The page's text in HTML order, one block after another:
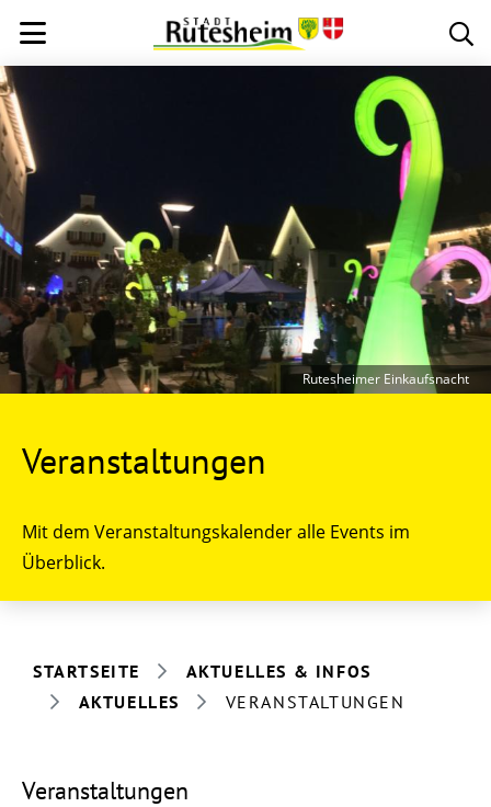
Veranstaltungen
Mit dem Veranstaltungskalender alle Events im
Überblick.
Rutesheimer Einkaufsnacht
STARTSEITE
AKTUELLES & INFOS
AKTUELLES
VERANSTALTUNGEN
Veranstaltungen